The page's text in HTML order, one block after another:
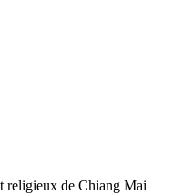
religieux de Chiang Mai